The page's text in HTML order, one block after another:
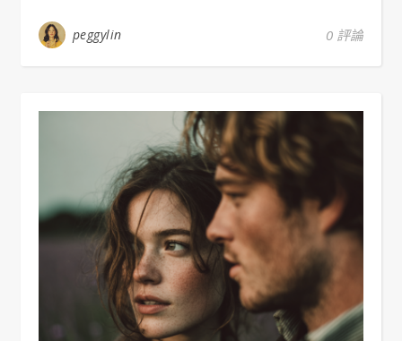
peggylin 0 評論